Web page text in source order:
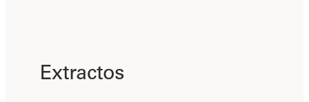
Extractos